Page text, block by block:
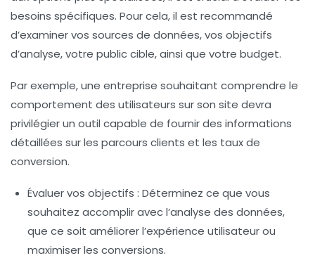
besoins spécifiques. Pour cela, il est recommandé
d’examiner vos sources de données, vos objectifs
d’analyse, votre public cible, ainsi que votre budget.
Par exemple, une entreprise souhaitant comprendre le
comportement des utilisateurs sur son site devra
privilégier un outil capable de fournir des informations
détaillées sur les parcours clients et les taux de
conversion.
Évaluer vos objectifs : Déterminez ce que vous
souhaitez accomplir avec l’analyse des données,
que ce soit améliorer l’expérience utilisateur ou
maximiser les conversions.